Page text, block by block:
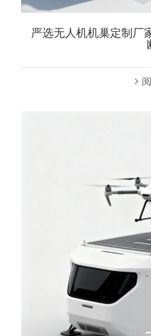
严选无人机机巢定制厂